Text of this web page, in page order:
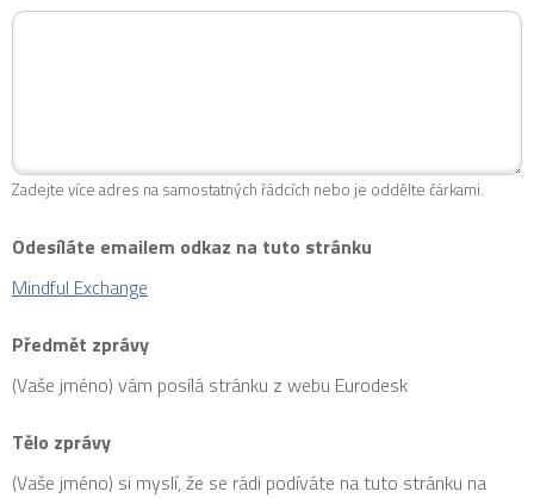
Zadejte více adres na samostatných řádcích nebo je oddělte čárkami.
Odesíláte emailem odkaz na tuto stránku
Mindful Exchange
Předmět zprávy
(Vaše jméno) vám posílá stránku z webu Eurodesk
Tělo zprávy
(Vaše jméno) si myslí, že se rádi podíváte na tuto stránku na